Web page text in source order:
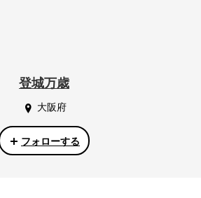
登城万歳
大阪府
フォローする